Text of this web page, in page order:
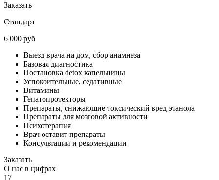
Заказать
Стандарт
6 000 руб
Выезд врача на дом, сбор анамнеза
Базовая диагностика
Постановка detox капельницы
Успокоительные, седативные
Витамины
Гепатопротекторы
Препараты, снижающие токсический вред этанола
Препараты для мозговой активности
Психотерапия
Врач оставит препараты
Консультации и рекомендации
Заказать
О нас в цифрах
17